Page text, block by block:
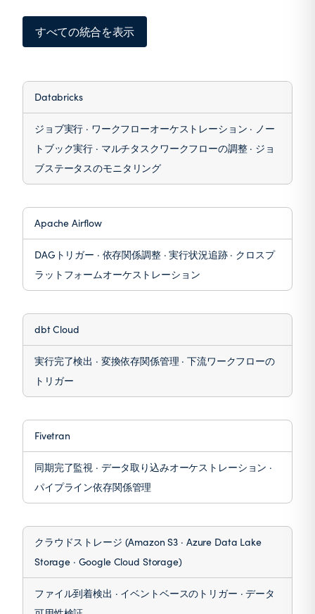
すべての統合を表示
Databricks
ジョブ実行 · ワークフローオーケストレーション · ノー
トブック実行 · マルチタスクワークフローの調整 · ジョ
ブステータスのモニタリング
Apache Airflow
DAGトリガー · 依存関係調整 · 実行状況追跡 · クロスプ
ラットフォームオーケストレーション
dbt Cloud
実行完了検出 · 変換依存関係管理 · 下流ワークフローの
トリガー
Fivetran
同期完了監視 · データ取り込みオーケストレーション ·
パイプライン依存関係管理
クラウドストレージ (Amazon S3 · Azure Data Lake
Storage · Google Cloud Storage)
ファイル到着検出 · イベントベースのトリガー · データ